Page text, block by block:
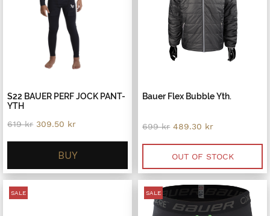
S22 BAUER PERF JOCK PANT-
YTH
619kr Original
was:
619 kr.
309.50 krCurrent
is:
309.50 kr.
BUY
Bauer Flex Bubble Yth.
699kr Original
was:
699 kr.
489.30 krCurrent
is:
489.30 kr.
OUT OF STOCK
SALE SALE